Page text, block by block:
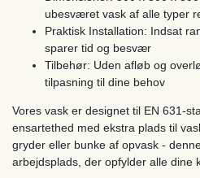
ubesværet vask af alle typer
Praktisk Installation: Indsat
sparer tid og besvær
Tilbehør: Uden afløb og
tilpasning til dine behov
Vores vask er designet til EN 631-
ensartethed med ekstra plads til
gryder eller bunke af opvask -
arbejdsplads, der opfylder alle dine